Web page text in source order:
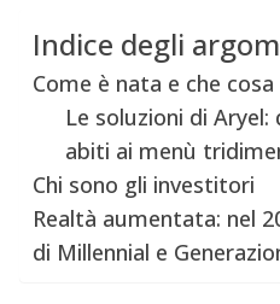
Indice degli
Come è nata e che
Le soluzioni di
abiti ai menù
Chi sono gli investitori
Realtà aumentata: nel
di Millennial e